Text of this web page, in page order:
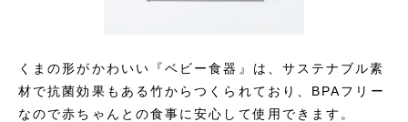
くまの形がかわいい『ベビー食器』は、サステナブル素
材で抗菌効果もある竹からつくられており、BPAフリー
なので赤ちゃんとの食事に安心して使用できます。